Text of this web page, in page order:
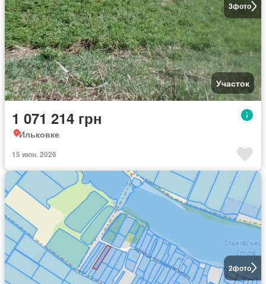
3фото
Участок
1 071 214 грн
Ильковке
15 июн. 2026
2фото